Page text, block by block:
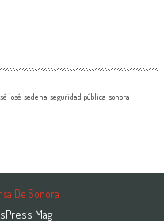
josé sedena seguridad pública sonora
De Sonora
Mag